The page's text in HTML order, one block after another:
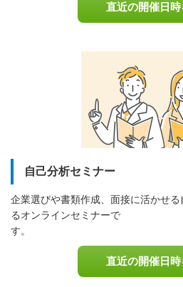
直近の開催日時
自己分析セミナー
企業選びや書類作成、面接に活かせ
るオンラインセミナーで
直近の開催日時